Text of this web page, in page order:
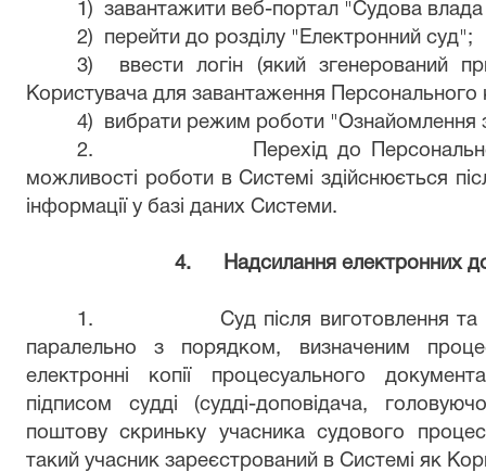
1)
завантажити веб-портал "Судова влада
2)
перейти до розділу "Електронний суд";
3)
ввести логін (який згенерований
Користувача для завантаження Персонального
4)
вибрати режим роботи "Ознайомлення
2.
Перехід до
можливості роботи в Системі здійснюється
інформації у базі даних Системи.
4. Надсилання електронних
1.
Суд після виготовлення
паралельно з порядком, визначеним
електронні копії процесуального
підписом судді (судді-доповідача,
поштову скриньку учасника судового
такий учасник зареєстрований в Системі як